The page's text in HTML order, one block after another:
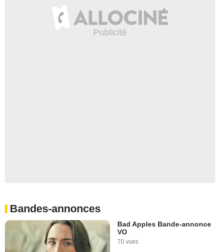
Bandes-annonces
Bad Apples Bande-annonce
VO
70 vues